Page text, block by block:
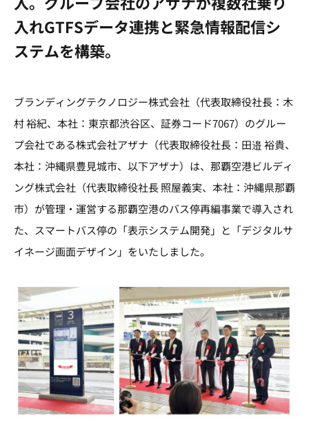
入れGTFSデータ連携と緊急情報配信シ
ステムを構築。
ブランディングテクノロジー株式会社（代表取締役社長：木
村 裕紀、本社：東京都渋谷区、証券コード7067）のグルー
プ会社である株式会社アザナ（代表取締役社長：田邉 裕貴、
本社：沖縄県豊見城市、以下アザナ）は、那覇空港ビルディ
ング株式会社（代表取締役社長 照屋義実、本社：沖縄県那覇
市）が管理・運営する那覇空港のバス停再編事業で導入され
た、スマートバス停の「表示システム開発」と「デジタルサ
イネージ画面デザイン」をいたしました。